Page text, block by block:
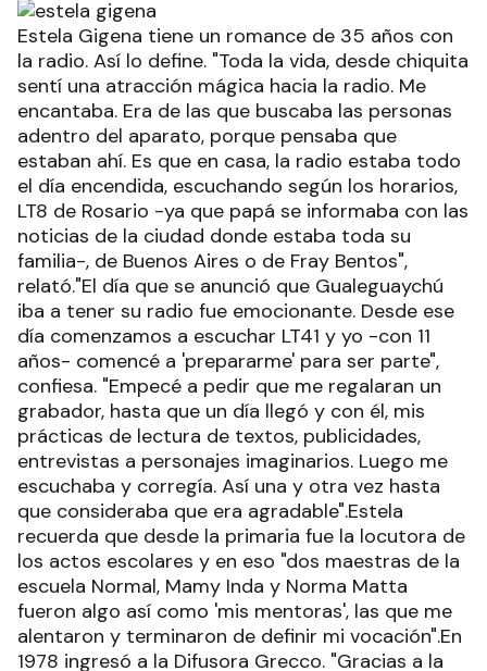
Estela Gigena tiene un romance de 35 años con
la radio. Así lo define. "Toda la vida, desde chiquita
sentí una atracción mágica hacia la radio. Me
encantaba. Era de las que buscaba las personas
adentro del aparato, porque pensaba que
estaban ahí. Es que en casa, la radio estaba todo
el día encendida, escuchando según los horarios,
LT8 de Rosario -ya que papá se informaba con las
noticias de la ciudad donde estaba toda su
familia-, de Buenos Aires o de Fray Bentos",
relató."El día que se anunció que Gualeguaychú
iba a tener su radio fue emocionante. Desde ese
día comenzamos a escuchar LT41 y yo -con 11
años- comencé a 'prepararme' para ser parte",
confiesa. "Empecé a pedir que me regalaran un
grabador, hasta que un día llegó y con él, mis
prácticas de lectura de textos, publicidades,
entrevistas a personajes imaginarios. Luego me
escuchaba y corregía. Así una y otra vez hasta
que consideraba que era agradable".Estela
recuerda que desde la primaria fue la locutora de
los actos escolares y en eso "dos maestras de la
escuela Normal, Mamy Inda y Norma Matta
fueron algo así como 'mis mentoras', las que me
alentaron y terminaron de definir mi vocación".En
1978 ingresó a la Difusora Grecco. "Gracias a la